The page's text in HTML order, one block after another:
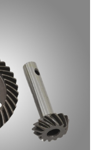
DIŞLILERI